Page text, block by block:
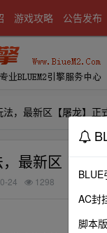
游戏攻略 公告发布
，最新区【屠龙】正
最新区【屠
24 1298
BLUE
AC封
脚本